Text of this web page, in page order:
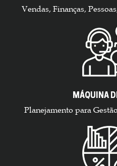
Vendas, Finanças,
MÁQUINA
Planejamento para